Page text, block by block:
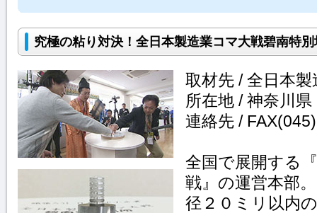
究極の粘り対決！全日本製造業コマ大戦碧南特
取材先 / 全日本
所在地 / 神奈川県
連絡先 /
全国で展開する
戦』の運営本部
径２０ミリ以内